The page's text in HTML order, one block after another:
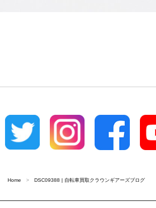
Home DSC09388 | 自転車買取クラウンギアーズブログ